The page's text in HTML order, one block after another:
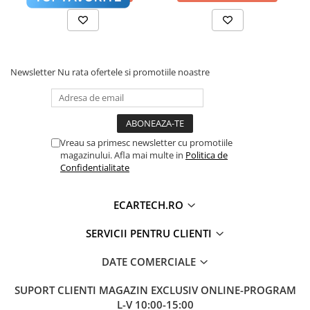
Aparate de lipit si capsat
Prelungitoare
Aeroterme
Dezumidificatoare
Boxe & Subwoofer Auto
Subwoofer Auto
Amplificatoare auto
timpul utilizării intense a funcțiilor de Split-Screen sau
YouTube.
💾
Memorie: 4GB RAM / 64 GB ROM
Pasionații de muzică vor aprecia procesorul digital
) cu egalizator pe36 de benzi
Newsletter Nu rata ofertele si promotiile noastre
Vreau sa primesc newsletter cu promotiile
magazinului. Afla mai multe in Politica de
Confidentialitate
ECARTECH.RO
SERVICII PENTRU CLIENTI
DATE COMERCIALE
SUPORT CLIENTI MAGAZIN EXCLUSIV ONLINE-PROGRAM
L-V 10:00-15:00